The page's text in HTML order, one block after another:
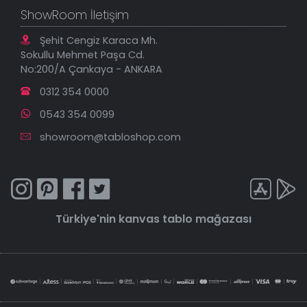
ShowRoom İletişim
Şehit Cengiz Karaca Mh.
Sokullu Mehmet Paşa Cd.
No:200/A Çankaya - ANKARA
0312 354 0000
0543 354 0099
showroom@tabloshop.com
Türkiye'nin kanvas tablo mağazası